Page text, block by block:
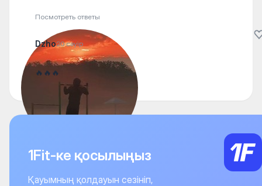
Посмотреть ответы
Dzho20 сәуір
🔥🔥🔥
1Fit-ке қосылыңыз
Қауымның қолдауын сезініп,